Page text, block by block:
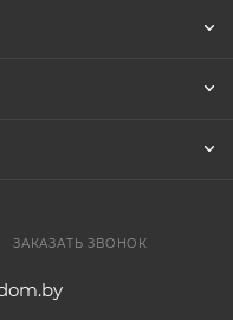
ЗАКАЗАТЬ ЗВОНОК